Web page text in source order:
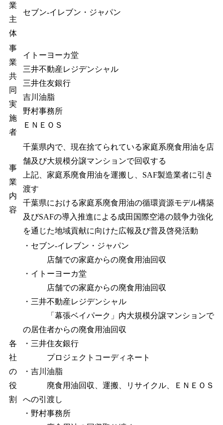
業
主
体
セブン‐イレブン・ジャパン
事
業
共
同
実
施
者
イトーヨーカ堂
三井不動産レジデンシャル
三井住友銀行
吉川油脂
野村事務所
ＥＮＥＯＳ
事
業
内
容
千葉県内で、現在捨てられている家庭系廃食用油を店
舗及び大規模分譲マンションで回収する
上記、家庭系廃食用油を運搬し、SAF製造業者に引き
渡す
千葉県における家庭系廃食用油の循環資源モデル構築
及びSAFの導入推進による成田国際空港の競争力強化
を通じた地域貢献に向けた広報及び普及啓発活動
各
社
の
役
割
・セブン‐イレブン・ジャパン
店舗での家庭からの廃食用油回収
・イトーヨーカ堂
店舗での家庭からの廃食用油回収
・三井不動産レジデンシャル
「幕張ベイパーク」内大規模分譲マンションで
の居住者からの廃食用油回収
・三井住友銀行
プロジェクトコーディネート
・吉川油脂
廃食用油回収、運搬、リサイクル、ＥＮＥＯＳ
への引渡し
・野村事務所